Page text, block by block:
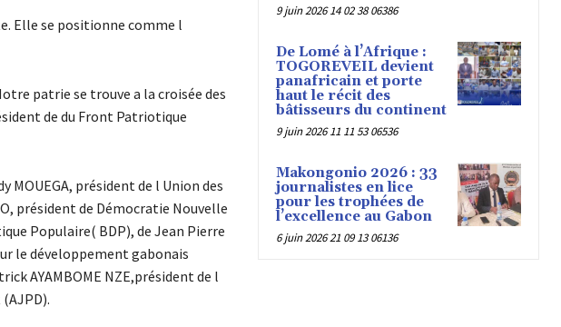
Elle se positionne comme l
patrie se trouve a la croisée des
de du Front Patriotique
président de l Union des
président de Démocratie Nouvelle
Populaire( BDP), de Jean Pierre
le développement gabonais
AYAMBOME NZE,président de l
9 juin 2026 14 02 38 06386
De Lomé à l’Afrique :
TOGOREVEIL devient
panafricain et porte
haut le récit des
bâtisseurs du continent
9 juin 2026 11 11 53 06536
Makongonio 2026 : 33
journalistes en lice
pour les trophées de
l’excellence au Gabon
6 juin 2026 21 09 13 06136